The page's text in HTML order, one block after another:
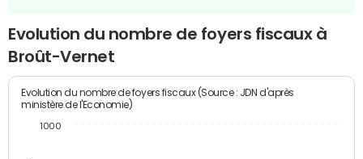
Evolution du nombre de foyers fiscaux à
Broût-Vernet
Evolution du nombre de foyers fiscaux (Source : JDN d'après
ministère de l'Economie)
1000